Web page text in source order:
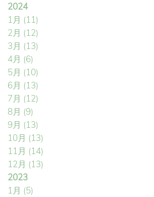
2024
1月 (11)
2月 (12)
3月 (13)
4月 (6)
5月 (10)
6月 (13)
7月 (12)
8月 (9)
9月 (13)
10月 (13)
11月 (14)
12月 (13)
2023
1月 (5)